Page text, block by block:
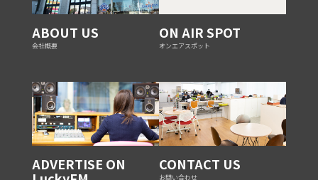
ABOUT US
会社概要
ON AIR SPOT
オンエアスポット
ADVERTISE ON CONTACT US
お問い合わせ